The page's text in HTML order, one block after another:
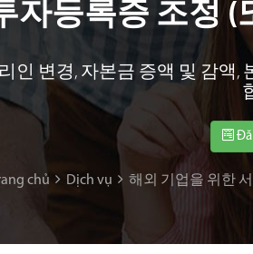
자등록증 조정 (
인 변경, 자본금 증액 및 감액
chủ Dịch vụ 해외 기업을 위한